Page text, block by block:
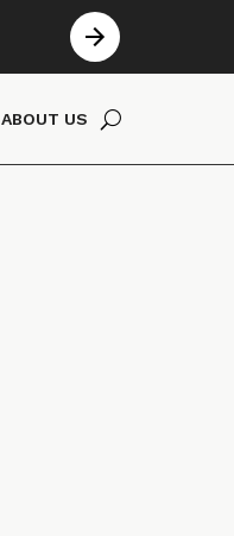
ABOUT US